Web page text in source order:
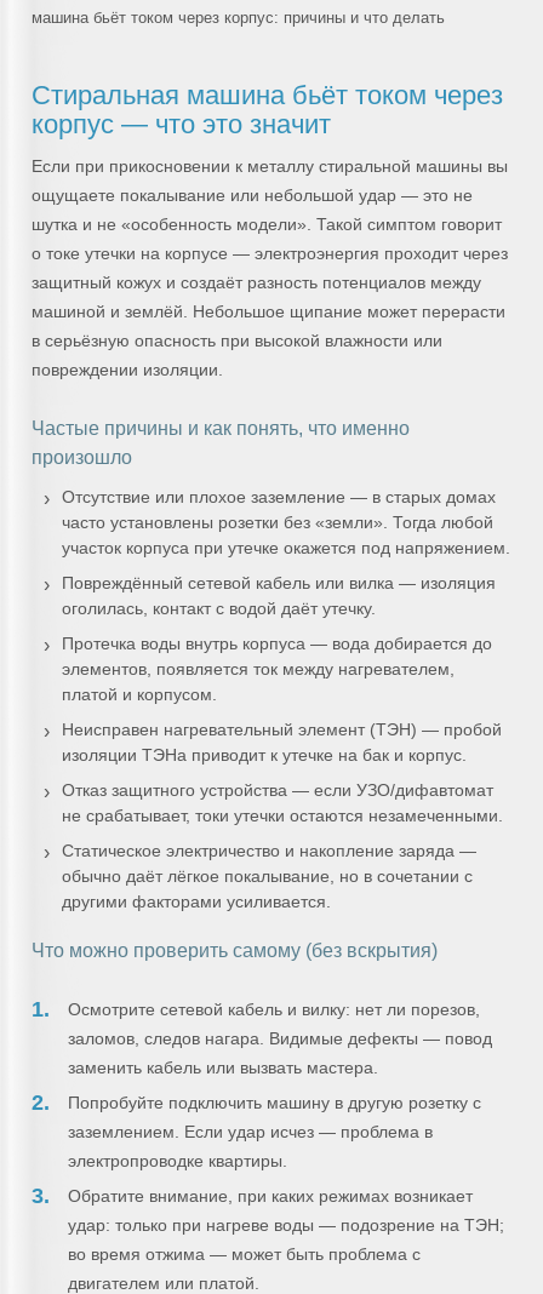
машина бьёт током через корпус: причины и что делать
Стиральная машина бьёт током через
корпус — что это значит
Если при прикосновении к металлу стиральной машины вы
ощущаете покалывание или небольшой удар — это не
шутка и не «особенность модели». Такой симптом говорит
о токе утечки на корпусе — электроэнергия проходит через
защитный кожух и создаёт разность потенциалов между
машиной и землёй. Небольшое щипание может перерасти
в серьёзную опасность при высокой влажности или
повреждении изоляции.
Частые причины и как понять, что именно
произошло
Отсутствие или плохое заземление — в старых домах
часто установлены розетки без «земли». Тогда любой
участок корпуса при утечке окажется под напряжением.
Повреждённый сетевой кабель или вилка — изоляция
оголилась, контакт с водой даёт утечку.
Протечка воды внутрь корпуса — вода добирается до
элементов, появляется ток между нагревателем,
платой и корпусом.
Неисправен нагревательный элемент (ТЭН) — пробой
изоляции ТЭНа приводит к утечке на бак и корпус.
Отказ защитного устройства — если УЗО/дифавтомат
не срабатывает, токи утечки остаются незамеченными.
Статическое электричество и накопление заряда —
обычно даёт лёгкое покалывание, но в сочетании с
другими факторами усиливается.
Что можно проверить самому (без вскрытия)
Осмотрите сетевой кабель и вилку: нет ли порезов,
заломов, следов нагара. Видимые дефекты — повод
заменить кабель или вызвать мастера.
Попробуйте подключить машину в другую розетку с
заземлением. Если удар исчез — проблема в
электропроводке квартиры.
Обратите внимание, при каких режимах возникает
удар: только при нагреве воды — подозрение на ТЭН;
во время отжима — может быть проблема с
двигателем или платой.